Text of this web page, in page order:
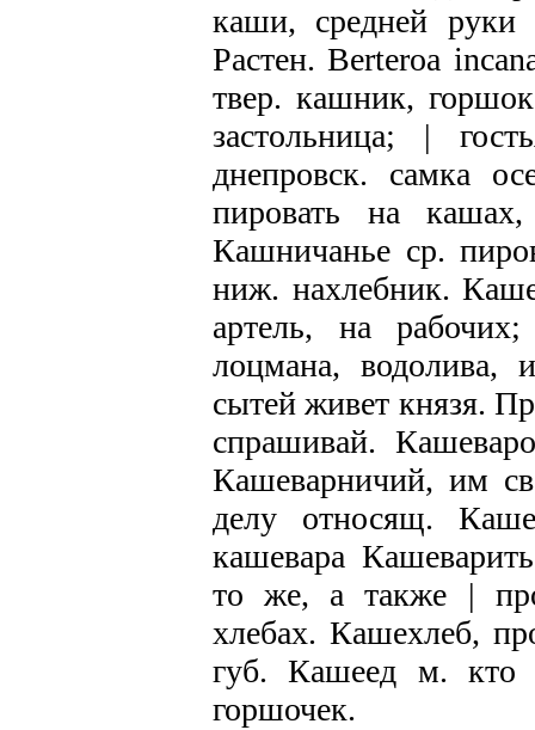
каши, средней
Растен. Веrteroa
твер. кашник,
застольница; |
днепровск. самка
пировать на
Кашничанье ср.
ниж. нахлебник.
артель, на
лоцмана,
сытей живет князя.
спрашивай.
Кашеварничий, им
делу относящ.
кашевара
то же, а также |
хлебах. Кашехлеб,
губ. Кашеед м. кто
горшочек.